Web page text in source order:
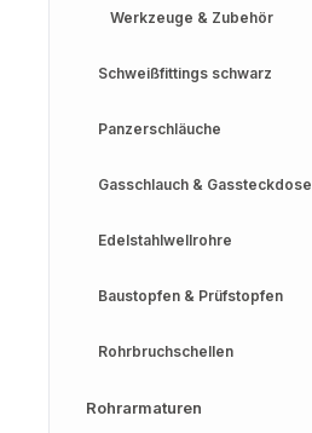
Werkzeuge & Zubehör
Schweißfittings schwarz
Panzerschläuche
Gasschlauch & Gassteckdose
Edelstahlwellrohre
Baustopfen & Prüfstopfen
Rohrbruchschellen
Rohrarmaturen